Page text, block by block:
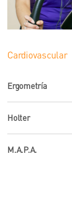
Cardiovascular
Ergometría
Holter
M.A.P.A.